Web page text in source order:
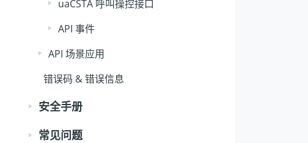
uaCSTA 呼叫操控接口
API 事件
API 场景应用
错误码 & 错误信息
安全手册
常见问题